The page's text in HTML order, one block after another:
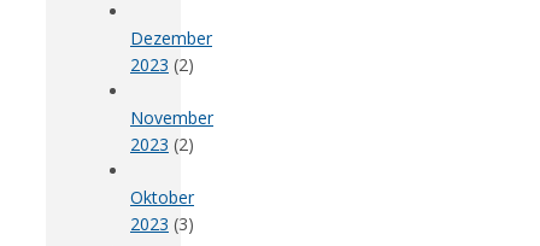
Dezember
2023 (2)
November
2023 (2)
Oktober
2023 (3)